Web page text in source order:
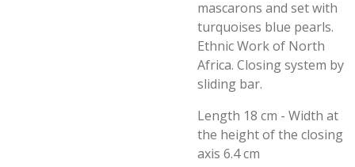
mascarons and set with
turquoises blue pearls.
Ethnic Work of North
Africa. Closing system by
sliding bar.
Length 18 cm - Width at
the height of the closing
axis 6.4 cm